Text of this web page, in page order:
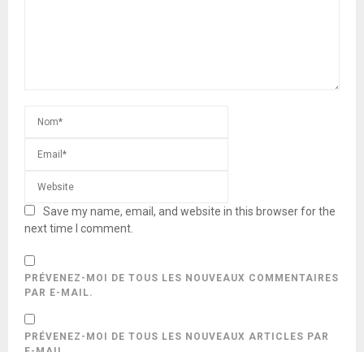
Save my name, email, and website in this browser for the
next time I comment.
PRÉVENEZ-MOI DE TOUS LES NOUVEAUX COMMENTAIRES
PAR E-MAIL.
PRÉVENEZ-MOI DE TOUS LES NOUVEAUX ARTICLES PAR